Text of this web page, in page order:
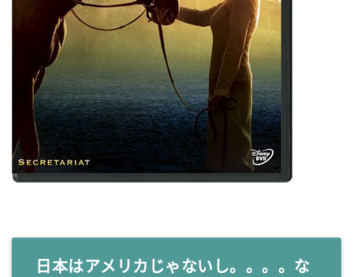
日本はアメリカじゃないし。。。。な